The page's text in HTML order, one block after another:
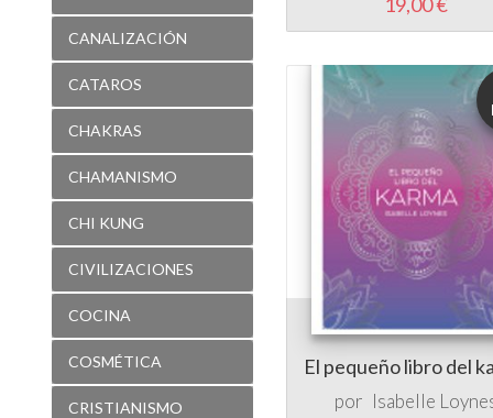
CHAKRAS
CHAMANISMO
CHI KUNG
CIVILIZACIONES
COCINA
COSMÉTICA
CRISTIANISMO
CUARTO CAMINO
CUENTOS
El pequeño libro del
por Isabelle
11,95 €
11,35 €